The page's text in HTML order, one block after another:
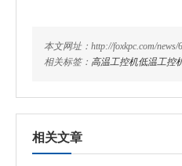
本文网址：http://foxkpc.com/news/
相关标签： 高温工控机低温工控
相关文章